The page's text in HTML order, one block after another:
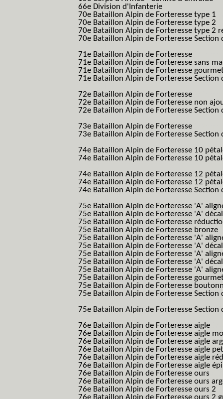
66e Division d'Infanterie
70e Bataillon Alpin de Forteresse type 1
70e Bataillon Alpin de Forteresse type 2
70e Bataillon Alpin de Forteresse type 2
70e Bataillon Alpin de Forteresse
71e Bataillon Alpin de Forteresse
71e Bataillon Alpin de Forteresse sans
71e Bataillon Alpin de Forteresse
71e Bataillon Alpin de Forteresse
72e Bataillon Alpin de Forteresse
72e Bataillon Alpin de Forteresse non
72e Bataillon Alpin de Forteresse
73e Bataillon Alpin de Forteresse
73e Bataillon Alpin de Forteresse
74e Bataillon Alpin de Forteresse 10
74e Bataillon Alpin de Forteresse 10
74e Bataillon Alpin de Forteresse 12
74e Bataillon Alpin de Forteresse 12
74e Bataillon Alpin de Forteresse
75e Bataillon Alpin de Forteresse 'A'
75e Bataillon Alpin de Forteresse 'A'
75e Bataillon Alpin de Forteresse
75e Bataillon Alpin de Forteresse bronze
75e Bataillon Alpin de Forteresse 'A'
75e Bataillon Alpin de Forteresse 'A'
75e Bataillon Alpin de Forteresse 'A'
75e Bataillon Alpin de Forteresse 'A'
75e Bataillon Alpin de Forteresse 'A'
75e Bataillon Alpin de Forteresse
75e Bataillon Alpin de Forteresse
75e Bataillon Alpin de Forteresse
75e Bataillon Alpin de Forteresse
76e Bataillon Alpin de Forteresse aigle
76e Bataillon Alpin de Forteresse aigle
76e Bataillon Alpin de Forteresse aigle
76e Bataillon Alpin de Forteresse aigle
76e Bataillon Alpin de Forteresse aigle
76e Bataillon Alpin de Forteresse aigle
76e Bataillon Alpin de Forteresse ours
76e Bataillon Alpin de Forteresse ours
76e Bataillon Alpin de Forteresse ours 2
76e Bataillon Alpin de Forteresse ours 2